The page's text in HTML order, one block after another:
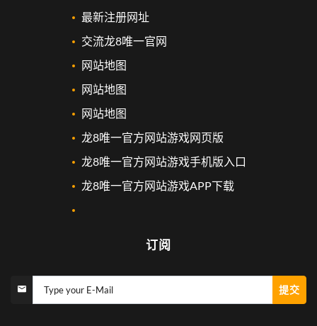
最新注册网址
交流龙8唯一官网
网站地图
网站地图
网站地图
龙8唯一官方网站游戏网页版
龙8唯一官方网站游戏手机版入口
龙8唯一官方网站游戏APP下载
订阅
Type your E-Mail 提交